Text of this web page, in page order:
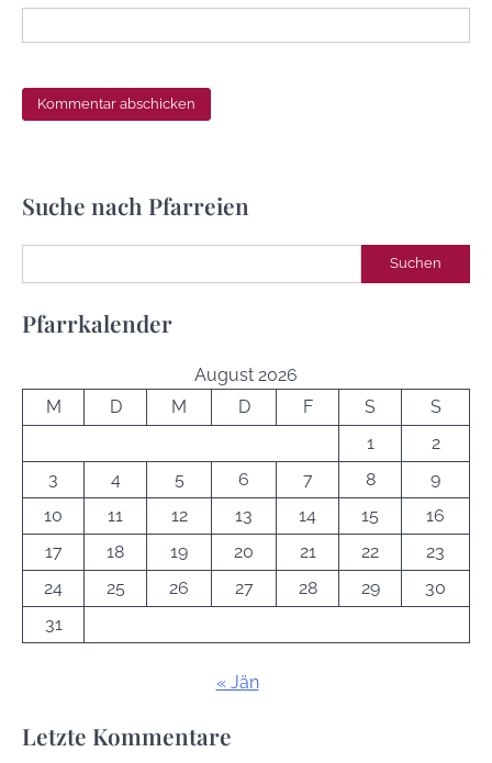
Suche nach Pfarreien
Suchen
Pfarrkalender
August 2026
M
D M D F S
S
1
2
3
4 5 6 7 8
9
10
11 12 13 14 15
16
17
18 19 20 21 22
23
24
25 26 27 28 29
30
31
« Jän
Letzte Kommentare